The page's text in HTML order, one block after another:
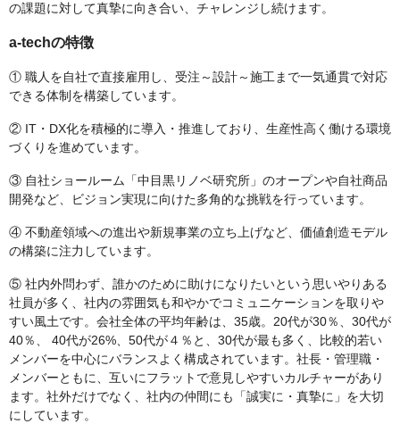
の課題に対して真摯に向き合い、チャレンジし続けます。
a-techの特徴
① 職人を自社で直接雇用し、受注～設計～施工まで一気通貫で対応
できる体制を構築しています。
② IT・DX化を積極的に導入・推進しており、生産性高く働ける環境
づくりを進めています。
③ 自社ショールーム「中目黒リノベ研究所」のオープンや自社商品
開発など、ビジョン実現に向けた多角的な挑戦を行っています。
④ 不動産領域への進出や新規事業の立ち上げなど、価値創造モデル
の構築に注力しています。
⑤ 社内外問わず、誰かのために助けになりたいという思いやりある
社員が多く、社内の雰囲気も和やかでコミュニケーションを取りや
すい風土です。会社全体の平均年齢は、35歳。20代が30％、30代が
40％、 40代が26%、50代が４％と、30代が最も多く、比較的若い
メンバーを中心にバランスよく構成されています。社長・管理職・
メンバーともに、互いにフラットで意見しやすいカルチャーがあり
ます。社外だけでなく、社内の仲間にも「誠実に・真摯に」を大切
にしています。